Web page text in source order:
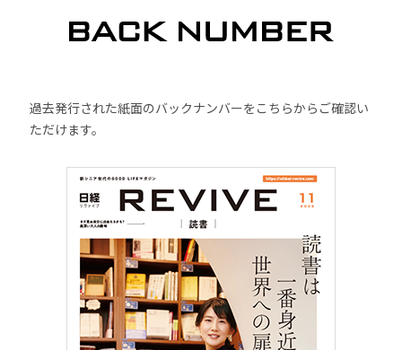
過去発行された紙面のバックナンバーをこちらからご確認い
ただけます。